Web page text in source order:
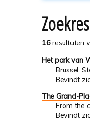
16 resultaten
Het park van
Brussel,
Bevindt
The Grand-
From the
Bevindt